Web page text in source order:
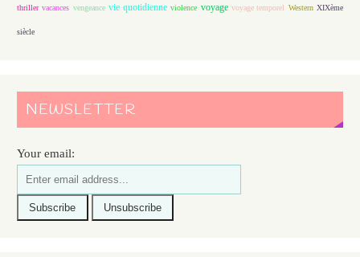
thriller vacances vengeance vie quotidienne violence voyage voyage temporel Western XIXème
siècle
NEWSLETTER
Your email: